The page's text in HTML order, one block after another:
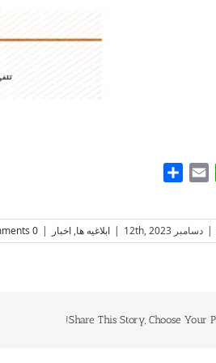
WhatsApp
Email
| دسامبر 12th, 2023 | ابلاغیه ها, اخبار |
0 Comments
Share This Story, Choose Your